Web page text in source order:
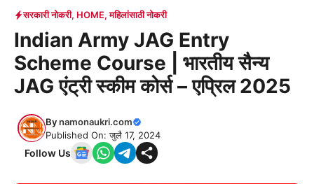
सरकारी नोकरी, HOME,महिलांसाठी नोकरी
Indian Army JAG Entry
Scheme Course | भारतीय सैन्य
JAG एंट्री स्कीम कोर्स – एप्रिल 2025
Bynamonaukri.com
Published On: जुलै 17, 2024
Follow Us